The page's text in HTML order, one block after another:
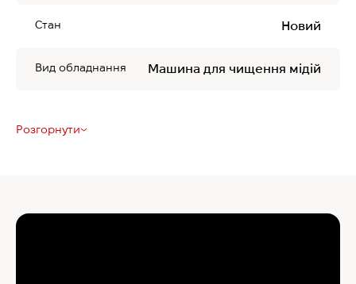
Стан Новий
Вид обладнання Машина для чищення мідій
Розгорнути